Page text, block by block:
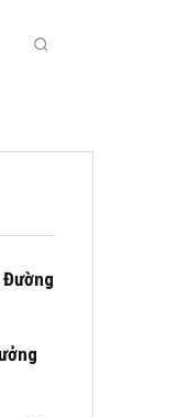
Đường